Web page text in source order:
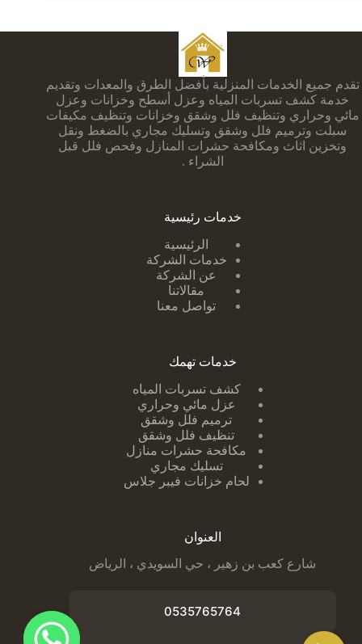
تقدم جميع الخدمات المنزلية بأفضل الطرق والمعدات وتقديم
خدمة كشف تسربات المياه وعزل أسطح وخزانات وعزل
مائي وحراري وتنظيف فلل وشقق وخزانات وتنظيف مكيفات
سبلت وترميم فلل وشقق وتسليك مجاري بالضغط ونقل
وتخزين اثاث ومكافحة حشرات المنازل وفحص فلل قبل
الشراء .
خدمات رئيسية
الرئيسية
خدمات الشركة
عن الشركة
مقالاتنا
تواصل معنا
خدمات تهمك
كشف تسربات ا لمياه
عزل مائي وحراري
ترميم فلل وشقق
تنظيف فلل وشقق
مكافحة حشرات منازل
تسليك مجاري
لحام خزانات فيبر جلاس
العنوان
شارع كعب بن زهير ، حي السويدي ، الرياض
0535765764